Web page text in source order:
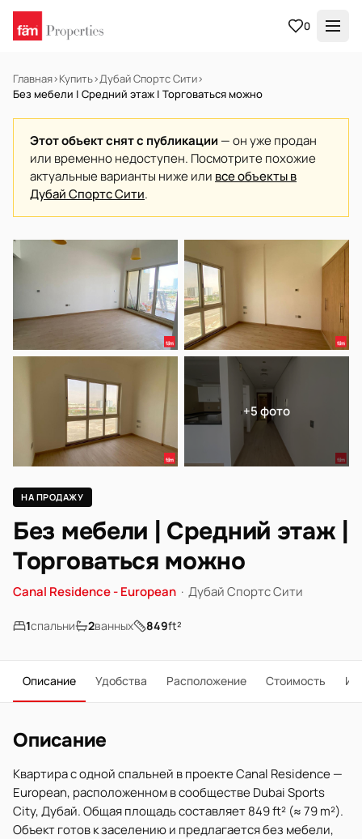
0
Главная›Купить›Дубай Спортс Сити›
Без мебели | Средний этаж | Торговаться можно
Этот объект снят с публикации — он уже продан
или временно недоступен. Посмотрите похожие
актуальные варианты ниже или все объекты в
Дубай Спортс Сити.
Готов к заселению
+5 фото
НА ПРОДАЖУ
Без мебели | Средний этаж |
Торговаться можно
Canal Residence - European · Дубай Спортс Сити
1спальни 2ванных 849ft²
Описание Удобства Расположение Стоимость
Описание
Квартира с одной спальней в проекте Canal Residence —
European, расположенном в сообществе Dubai Sports
City, Дубай. Общая площадь составляет 849 ft² (≈ 79 m²).
Объект готов к заселению и предлагается без мебели,